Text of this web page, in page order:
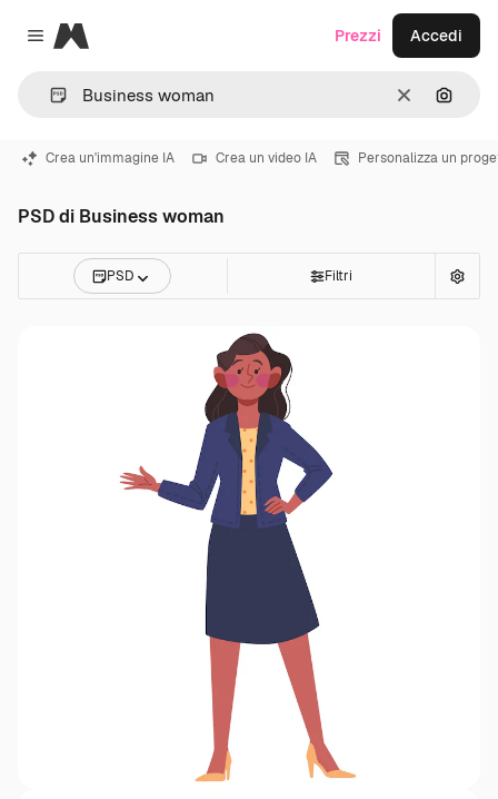
Close menu
Magnific
CancellaCerca
Prezzi Accedi
Crea un'immagine IA Crea un video IA Personalizza un
PSD di Business woman
PSD Filtri